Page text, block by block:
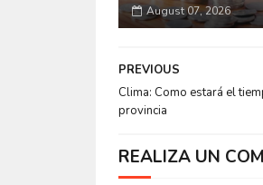
August 07, 2026
PREVIOUS
Clima: Como estará el
provincia
REALIZA UN